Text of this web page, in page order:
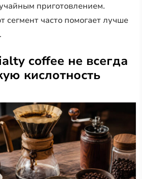
приготовлением.
сегмент часто помогает лучше
coffee не всегда
кислотность